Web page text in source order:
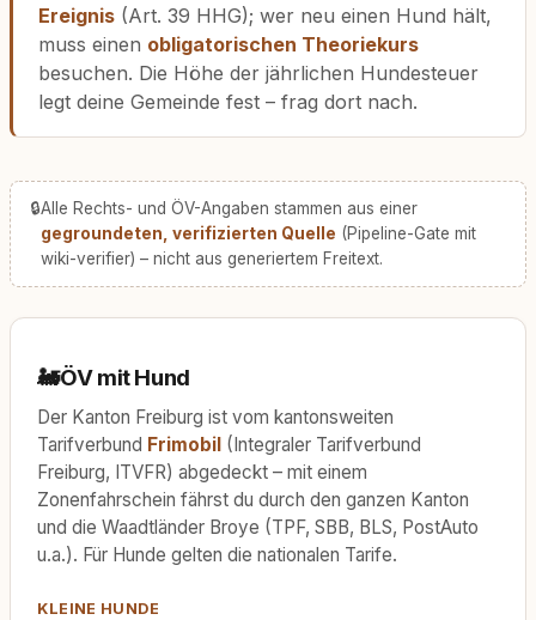
Ereignis(Art. 39 HHG); wer neu einen Hund hält,
muss einen obligatorischen Theoriekurs
besuchen. Die Höhe der jährlichen Hundesteuer
legt deine Gemeinde fest – frag dort nach.
🔒Alle Rechts- und ÖV-Angaben stammen aus einer
gegroundeten, verifizierten Quelle (Pipeline-Gate mit
wiki-verifier) – nicht aus generiertem Freitext.
🚂ÖV mit Hund
Der Kanton Freiburg ist vom kantonsweiten
Tarifverbund Frimobil (Integraler Tarifverbund
Freiburg, ITVFR) abgedeckt – mit einem
Zonenfahrschein fährst du durch den ganzen Kanton
und die Waadtländer Broye (TPF, SBB, BLS, PostAuto
u.a.). Für Hunde gelten die nationalen Tarife.
KLEINE HUNDE